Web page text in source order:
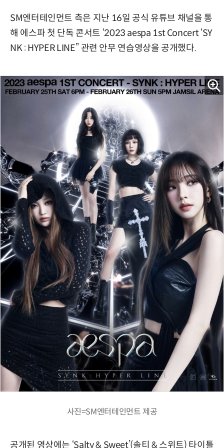
SM엔터테인먼트 측은 지난 16일 공식 유튜브 채널을 통
해 에스파 첫 단독 콘서트 ‘2023 aespa 1st Concert ‘SY
NK : HYPER LINE’’ 관련 안무 연습영상을 공개했다.
사진=SM엔터테인먼트 제공
공개된 영상에는 ‘Salty & Sweet’(솔티 & 스위트) 타이틀